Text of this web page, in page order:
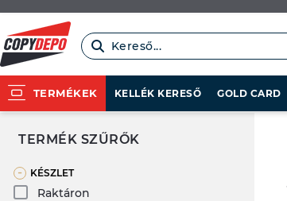
Kereső...
TERMÉKEK KELLÉK KERESŐ GOLD CARD
TERMÉK SZŰRŐK
- KÉSZLET
Raktáron